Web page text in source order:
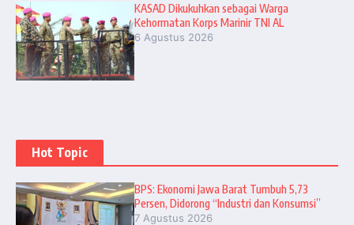
KASAD Dikukuhkan sebagai Warga
Kehormatan Korps Marinir TNI AL
6 Agustus 2026
Hot Topic
BPS: Ekonomi Jawa Barat Tumbuh 5,73
Persen, Didorong “Industri dan Konsumsi”
7 Agustus 2026